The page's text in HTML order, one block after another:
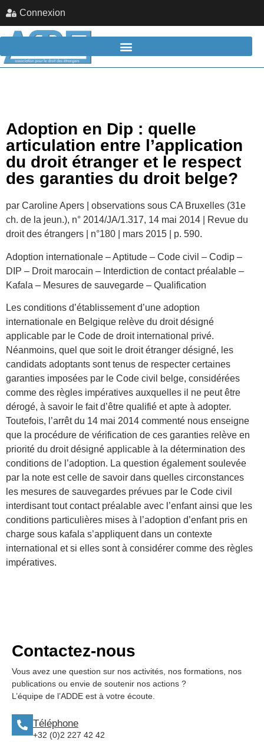
Connexion
Adoption en Dip : quelle
articulation entre l’application
du droit étranger et le respect
des garanties du droit belge?
par Caroline Apers | observations sous CA Bruxelles (31e
ch. de la jeun.), n° 2014/JA/1.317, 14 mai 2014 | Revue du
droit des étrangers | n°180 | mars 2015 | p. 590.
Adoption internationale – Aptitude – Code civil – Codip –
DIP – Droit marocain – Interdiction de contact préalable –
Kafala – Mesures de sauvegarde – Qualification
Les conditions d’établissement d’une adoption
internationale en Belgique relève du droit désigné
applicable par le Code de droit international privé.
Néanmoins, quel que soit le droit étranger désigné, les
candidats adoptants sont tenus de respecter certaines
garanties imposées par le Code civil belge, considérées
comme des règles impératives auxquelles il ne peut être
dérogé, à savoir le fait d’être qualifié et apte à adopter.
Toutefois, l’arrêt du 14 mai 2014 commenté nous enseigne
que la procédure de vérification de ces garanties relève en
priorité du droit désigné applicable à la détermination des
conditions de l’adoption. La question également soulevée
par la note est celle de savoir dans quelles circonstances
les mesures de sauvegardes prévues par le Code civil
interdisant tout contact préalable avec l’enfant ainsi que les
conditions particulières mises à l’adoption d’enfant pris en
charge sous kafala s’appliquent dans un contexte
international et si elles sont à considérer comme des règles
impératives.
Contactez-nous
Vous avez une question sur nos activités, nos formations, nos
publications ou envie de soutenir nos actions ?
L’équipe de l’ADDE est à votre écoute.
Téléphone
+32 (0)2 227 42 42